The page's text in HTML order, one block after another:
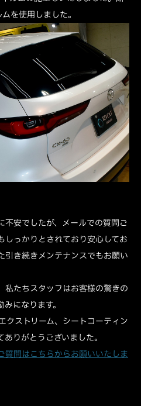
を使用しました。
不安でしたが、メールでの質問ご
しっかりとされており安心してお
引き続きメンテナンスでもお願い
私たちスタッフはお客様の驚きの
になります。
クストリーム、シートコーティン
りがとうございました。
質問はこちらからお願いいたしま